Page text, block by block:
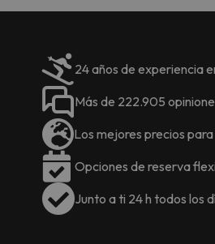
24 años de experiencia
Más de 222.905
Los mejores precios
Opciones de reserva
Junto a ti 24 h todos los